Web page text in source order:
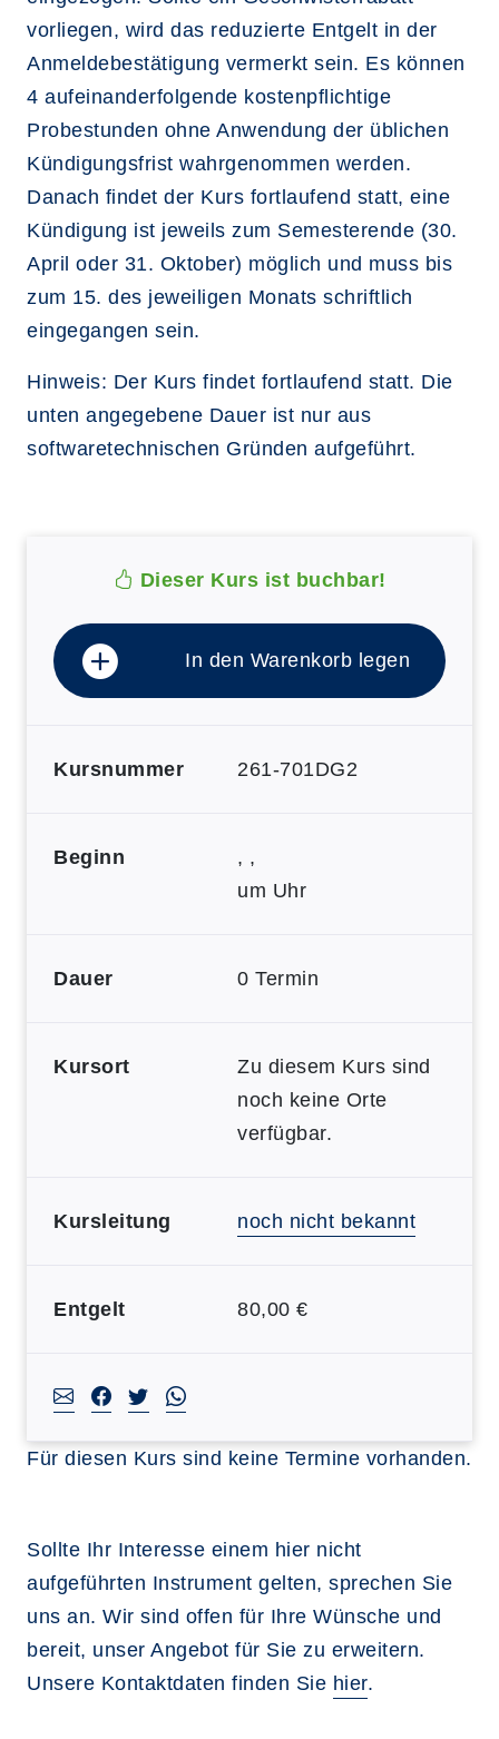
vorliegen, wird das reduzierte Entgelt in der
Anmeldebestätigung vermerkt sein. Es können
4 aufeinanderfolgende kostenpflichtige
Probestunden ohne Anwendung der üblichen
Kündigungsfrist wahrgenommen werden.
Danach findet der Kurs fortlaufend statt, eine
Kündigung ist jeweils zum Semesterende (30.
April oder 31. Oktober) möglich und muss bis
zum 15. des jeweiligen Monats schriftlich
eingegangen sein.
Hinweis: Der Kurs findet fortlaufend statt. Die
unten angegebene Dauer ist nur aus
softwaretechnischen Gründen aufgeführt.
Dieser Kurs ist buchbar!
In den Warenkorb legen
Kursnummer 261-701DG2
Beginn
, ,
um Uhr
Dauer 0 Termin
Kursort
Zu diesem Kurs sind
noch keine Orte
verfügbar.
Kursleitung noch nicht bekannt
Entgelt 80,00 €
Für diesen Kurs sind keine Termine vorhanden.
Sollte Ihr Interesse einem hier nicht
aufgeführten Instrument gelten, sprechen Sie
uns an. Wir sind offen für Ihre Wünsche und
bereit, unser Angebot für Sie zu erweitern.
Unsere Kontaktdaten finden Sie hier.